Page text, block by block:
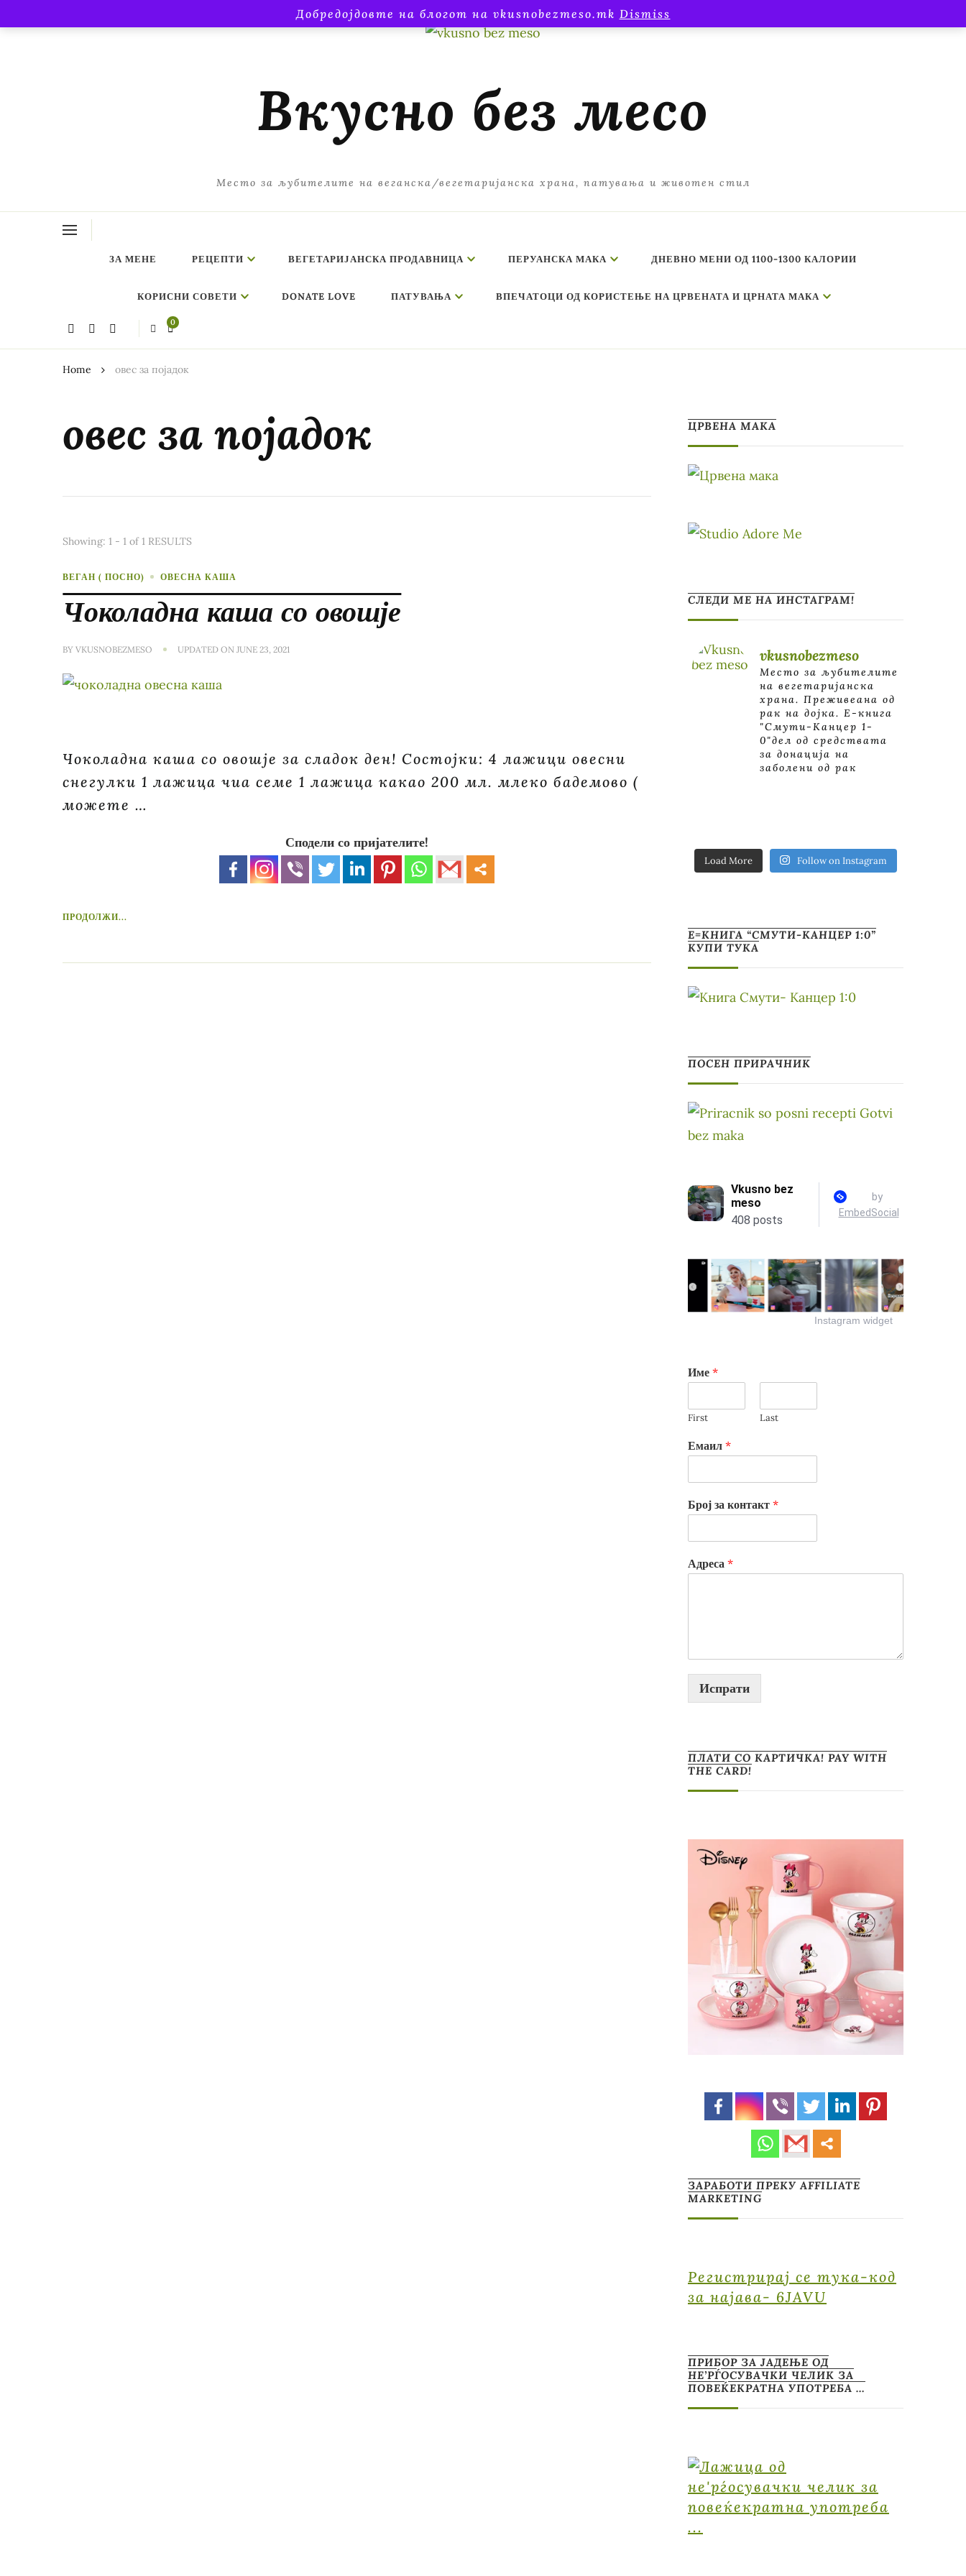
Добредојдовте на блогот на vkusnobezmeso.mk Dismiss
Вкусно без месо
Место за љубителите на веганска/вегетаријанска храна, патувања и животен стил
ЗА МЕНЕ РЕЦЕПТИ ВЕГЕТАРИЈАНСКА ПРОДАВНИЦА ПЕРУАНСКА МАКА ДНЕВНО МЕНИ ОД 1100-1300 КАЛОРИИ
КОРИСНИ СОВЕТИ DONATE LOVE ПАТУВАЊА ВПЕЧАТОЦИ ОД КОРИСТЕЊЕ НА ЦРВЕНАТА И ЦРНАТА МАКА
0
Home овес за појадок
овес за појадок
Showing: 1 - 1 of 1 RESULTS
ВЕГАН ( ПОСНО) ОВЕСНА КАША
Чоколадна каша со овошје
BYVKUSNOBEZMESO UPDATED ON JUNE 23, 2021
Чоколадна каша со овошје за сладок ден! Состојки: 4 лажици овесни
снегулки 1 лажица чиа семе 1 лажица какао 200 мл. млеко бадемово (
можете …
Сподели со пријателите!
ПРОДОЛЖИ...
ЦРВЕНА МАКА
СЛЕДИ МЕ НА ИНСТАГРАМ!
vkusnobezmeso
Место за љубителите
на вегетаријанска
храна. Преживеана од
рак на дојка. E-книга
"Смути-Канцер 1-
0"дел од средствата
за донација на
заболени од рак
Load More Follow on Instagram
Е=КНИГА “СМУТИ-КАНЦЕР 1:0”
КУПИ ТУКА
ПОСЕН ПРИРАЧНИК
Instagram widget
Име *
First Last
Емаил *
Број за контакт *
Адреса *
Испрати
ПЛАТИ СО КАРТИЧКА! PAY WITH
THE CARD!
ЗАРАБОТИ ПРЕКУ AFFILIATE
MARKETING
Регистрирај се тука-код
за најава- 6JAVU
ПРИБОР ЗА ЈАДЕЊЕ ОД
НЕ’РЃОСУВАЧКИ ЧЕЛИК ЗА
ПОВЕЌЕКРАТНА УПОТРЕБА …